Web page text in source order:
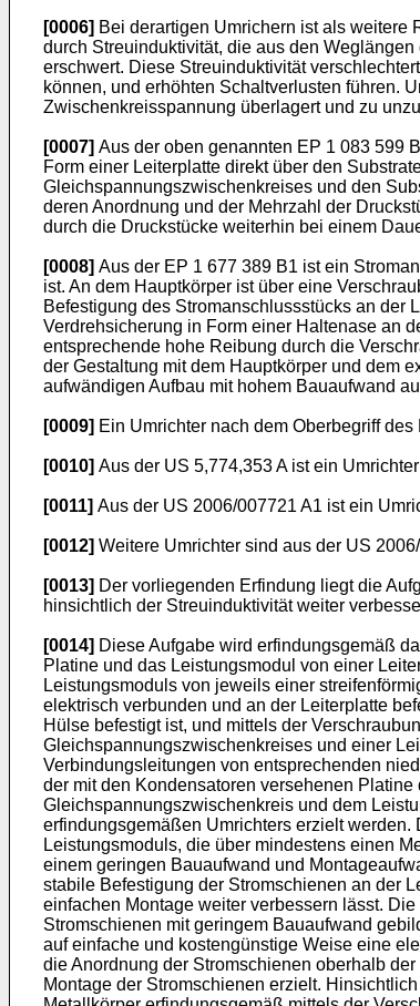
[0006] Bei derartigen Umrichern ist als weitere
durch Streuinduktivität, die aus den
erschwert. Diese Streuinduktivität
können, und erhöhten Schaltverlusten führen.
Zwischenkreisspannung überlagert und zu
[0007] Aus der oben genannten EP 1 083 599
Form einer Leiterplatte direkt über den
Gleichspannungszwischenkreises und den
deren Anordnung und der Mehrzahl der
durch die Druckstücke weiterhin bei einem
[0008] Aus der EP 1 677 389 B1 ist ein
ist. An dem Hauptkörper ist über eine
Befestigung des Stromanschlussstücks an der
Verdrehsicherung in Form einer Haltenase an
entsprechende hohe Reibung durch die
der Gestaltung mit dem Hauptkörper und dem
aufwändigen Aufbau mit hohem Bauaufwand
[0009] Ein Umrichter nach dem Oberbegriff
[0010] Aus der US 5,774,353 Aist ein
[0011] Aus der US 2006/007721 A1 ist ein
[0012] Weitere Umrichter sind aus der US
[0013] Der vorliegenden Erfindung liegt die
hinsichtlich der Streuinduktivität weiter
[0014] Diese Aufgabe wird erfindungsgemäß
Platine und das Leistungsmodul von einer
Leistungsmoduls von jeweils einer
elektrisch verbunden und an der Leiterplatte
Hülse befestigt ist, und mittels der
Gleichspannungszwischenkreises und einer
Verbindungsleitungen von entsprechenden
der mit den Kondensatoren versehenen
Gleichspannungszwischenkreis und dem
erfindungsgemäßen Umrichters erzielt
Leistungsmoduls, die über mindestens einen
einem geringen Bauaufwand und
stabile Befestigung der Stromschienen an der
einfachen Montage weiter verbessern lässt.
Stromschienen mit geringem Bauaufwand
auf einfache und kostengünstige Weise eine
die Anordnung der Stromschienen oberhalb
Montage der Stromschienen erzielt.